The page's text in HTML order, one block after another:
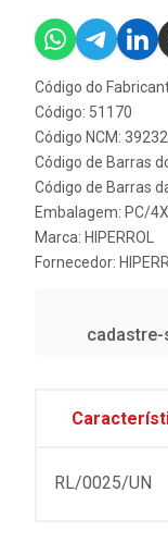
Código do
Código: 51170
Código NCM:
Código de Barras
Código de Barras
Embalagem: PC/
Marca: HIPERROL
Fornecedor:
RL/0025/UN